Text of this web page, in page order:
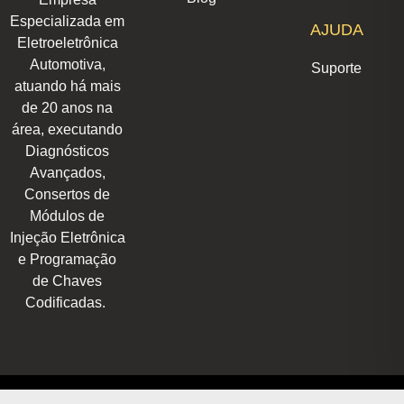
Especializada em
Eletroeletrônica
Automotiva,
atuando há mais
de 20 anos na
área, executando
Diagnósticos
Avançados,
Consertos de
Módulos de
Injeção Eletrônica
e Programação
de Chaves
Codificadas.
AJUDA
Suporte